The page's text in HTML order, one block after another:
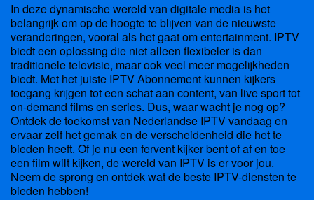
In deze dynamische wereld van digitale media is het
belangrijk om op de hoogte te blijven van de nieuwste
veranderingen, vooral als het gaat om entertainment. IPTV
biedt een oplossing die niet alleen flexibeler is dan
traditionele televisie, maar ook veel meer mogelijkheden
biedt. Met het juiste IPTV Abonnement kunnen kijkers
toegang krijgen tot een schat aan content, van live sport tot
on-demand films en series. Dus, waar wacht je nog op?
Ontdek de toekomst van Nederlandse IPTV vandaag en
ervaar zelf het gemak en de verscheidenheid die het te
bieden heeft. Of je nu een fervent kijker bent of af en toe
een film wilt kijken, de wereld van IPTV is er voor jou.
Neem de sprong en ontdek wat de beste IPTV-diensten te
bieden hebben!